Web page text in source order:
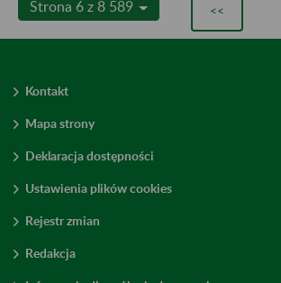
Strona 6 z 8 589 <<
Kontakt
Mapa strony
Deklaracja dostępności
Ustawienia plików cookies
Rejestr zmian
Redakcja